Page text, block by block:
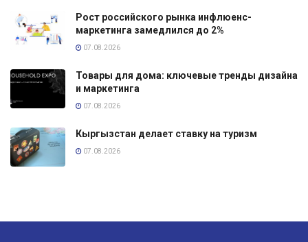
Рост российского рынка инфлюенс-
маркетинга замедлился до 2%
07.08.2026
Товары для дома: ключевые тренды дизайна
и маркетинга
07.08.2026
Кыргызстан делает ставку на туризм
07.08.2026